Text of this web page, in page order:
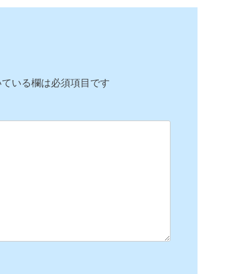
いる欄は必須項目です